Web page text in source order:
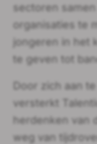
sectoren samen
organisaties te
jongeren in het
te geven tot
Door zich aan
versterkt
herdenken van
weg van